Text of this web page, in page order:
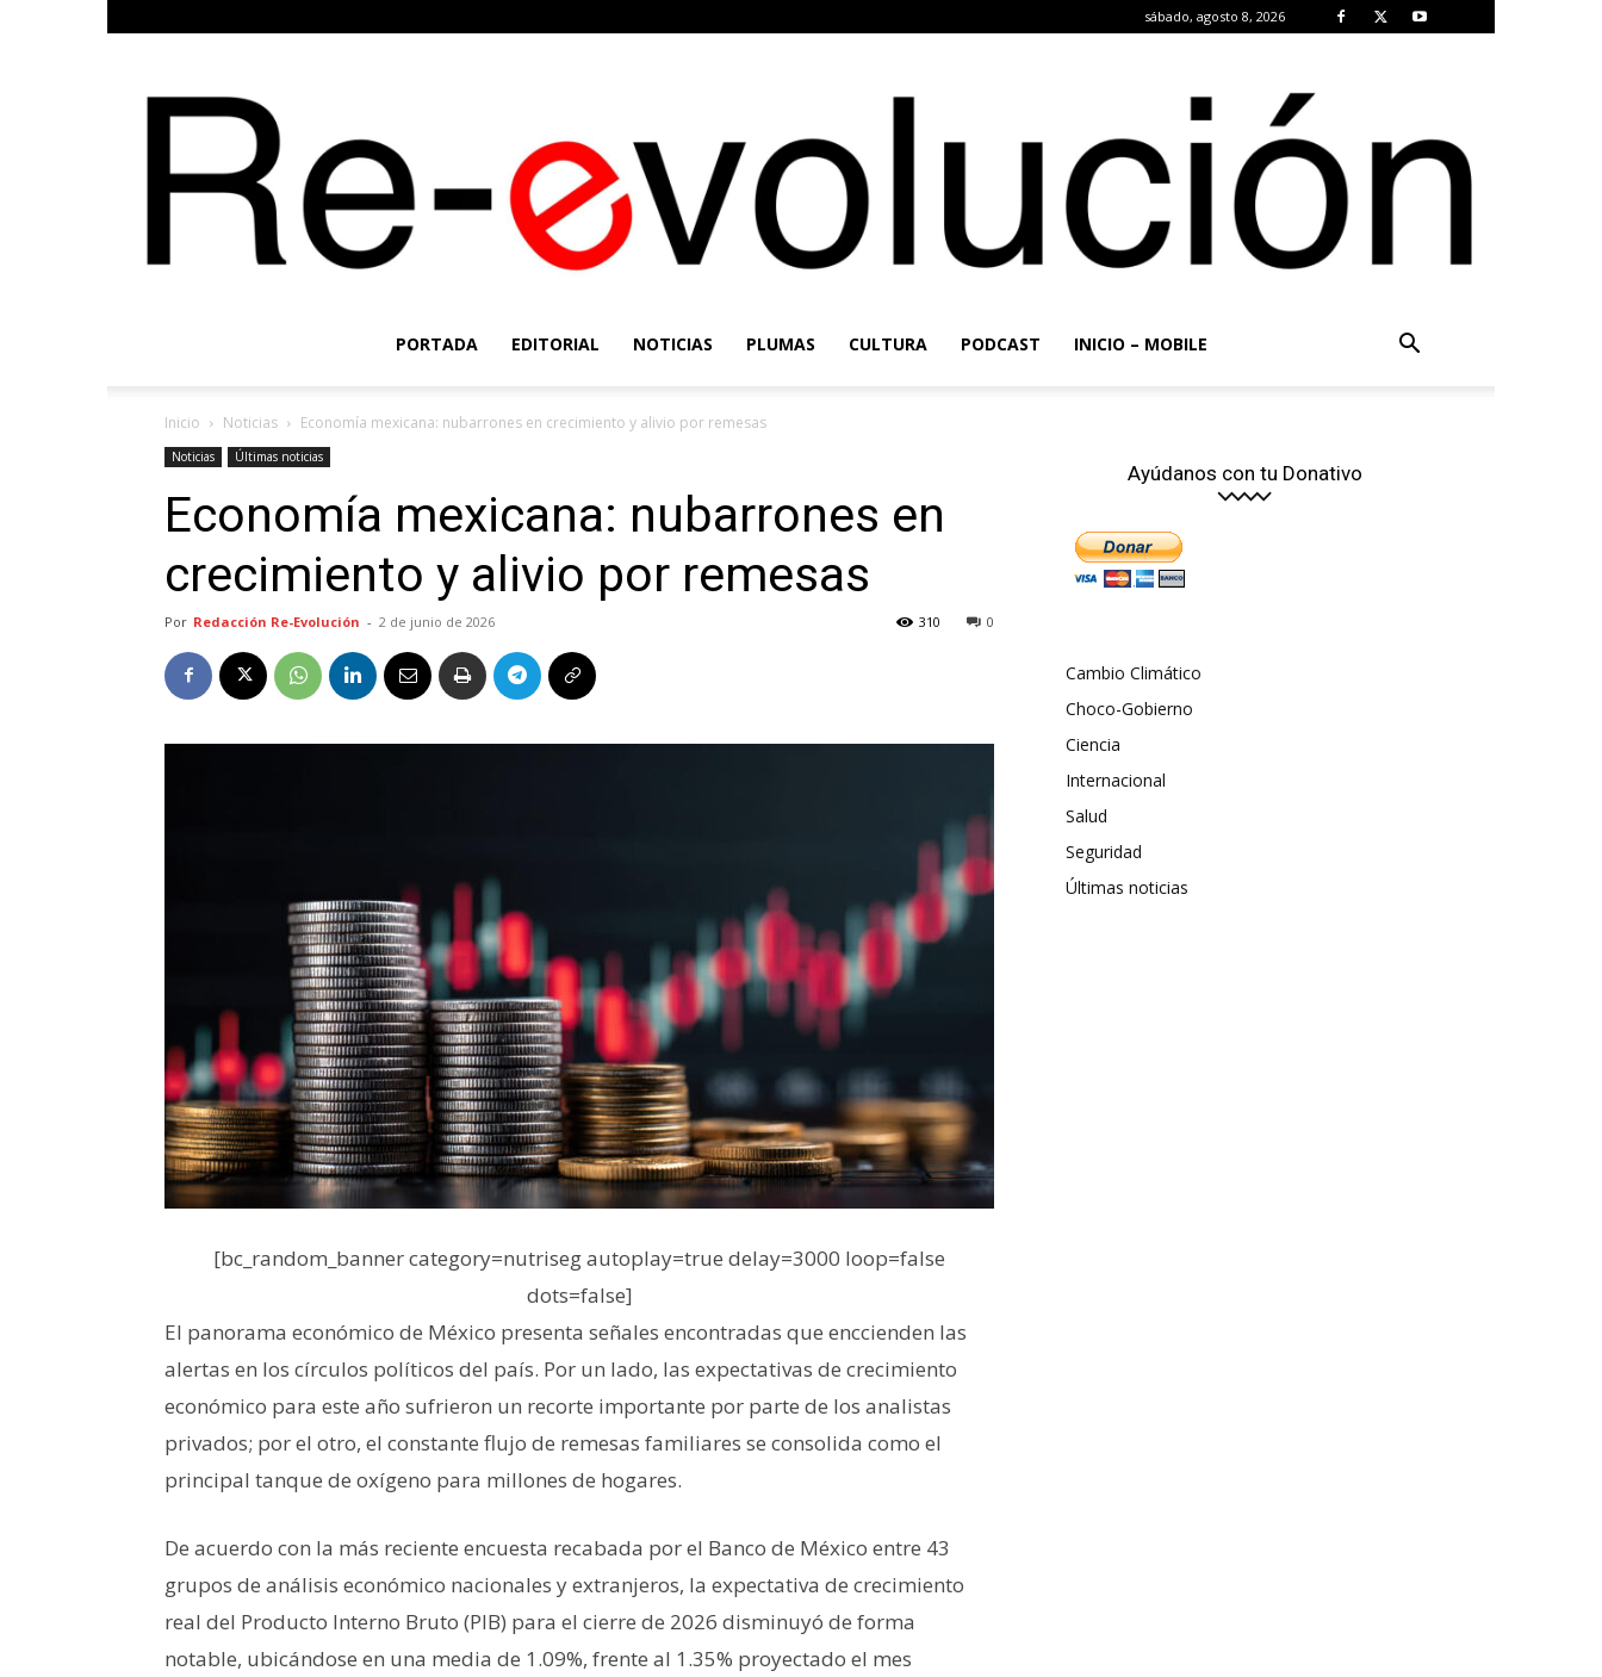
sábado, agosto 8, 2026
Evolución
PORTADA EDITORIAL NOTICIAS PLUMAS CULTURA PODCAST INICIO – MOBILE
Inicio Noticias Economía mexicana: nubarrones en crecimiento y alivio por remesas
Noticias Últimas noticias
Economía mexicana: nubarrones en
crecimiento y alivio por remesas
Por Redacción Re-Evolución - 2 de junio de 2026 0
310
[bc_random_banner category=nutriseg autoplay=true delay=3000 loop=false
dots=false]
El panorama económico de México presenta señales encontradas que enccienden las
alertas en los círculos políticos del país. Por un lado, las expectativas de crecimiento
económico para este año sufrieron un recorte importante por parte de los analistas
privados; por el otro, el constante flujo de remesas familiares se consolida como el
principal tanque de oxígeno para millones de hogares.
De acuerdo con la más reciente encuesta recabada por el Banco de México entre 43
grupos de análisis económico nacionales y extranjeros, la expectativa de crecimiento
real del Producto Interno Bruto (PIB) para el cierre de 2026 disminuyó de forma
notable, ubicándose en una media de 1.09%, frente al 1.35% proyectado el mes
Ayúdanos con tu Donativo
Cambio Climático
Choco-Gobierno
Ciencia
Internacional
Salud
Seguridad
Últimas noticias